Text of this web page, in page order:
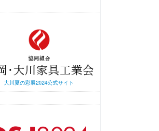
大川夏の彩展2024公式サイト